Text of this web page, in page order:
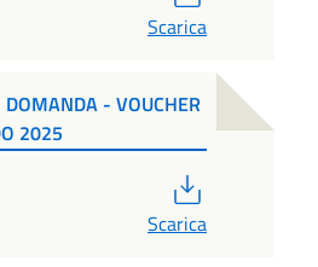
Scarica
DOMANDA - VOUCHER
2025
Scarica